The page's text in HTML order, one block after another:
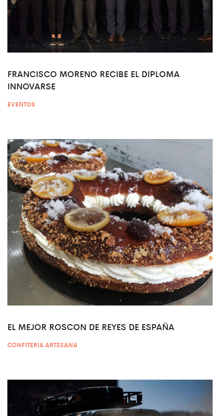
FRANCISCO MORENO RECIBE EL DIPLOMA
INNOVARSE
EVENTOS
EL MEJOR ROSCON DE REYES DE ESPAÑA
CONFITERIA ARTESANA